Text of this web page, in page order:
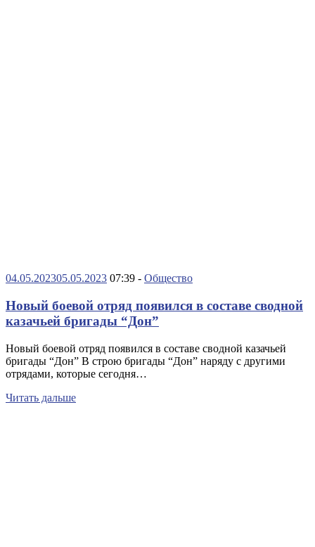
04.05.202305.05.2023 07:39 - Общество
Новый боевой отряд появился в составе сводной
казачьей бригады “Дон”
Новый боевой отряд появился в составе сводной казачьей
бригады “Дон” В строю бригады “Дон” наряду с другими
отрядами, которые сегодня…
Читать дальше